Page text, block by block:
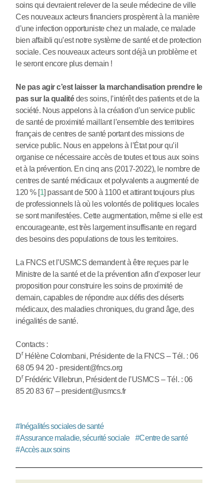
soins qui devraient relever de la seule médecine de ville
Ces nouveaux acteurs financiers prospèrent à la manière
d’une infection opportuniste chez un malade, ce malade
bien affaibli qu’est notre système de santé et de protection
sociale. Ces nouveaux acteurs sont déjà un problème et
le seront encore plus demain !
Ne pas agir c’est laisser la marchandisation prendre le
pas sur la qualitédes soins, l’intérêt des patients et de la
société. Nous appelons à la création d’un service public
de santé de proximité maillant l’ensemble des territoires
français de centres de santé portant des missions de
service public. Nous en appelons à l’État pour qu’il
organise ce nécessaire accès de toutes et tous aux soins
et à la prévention. En cinq ans (2017-2022), le nombre de
centres de santé médicaux et polyvalents a augmenté de
120 %[1] passant de 500 à 1100 et attirant toujours plus
de professionnels là où les volontés de politiques locales
se sont manifestées. Cette augmentation, même si elle est
encourageante, est très largement insuffisante en regard
des besoins des populations de tous les territoires.
La FNCS et l’USMCS demandent à être reçues par le
Ministre de la santé et de la prévention afin d’exposer leur
proposition pour construire les soins de proximité de
demain, capables de répondre aux défis des déserts
médicaux, des maladies chroniques, du grand âge, des
inégalités de santé.
Contacts :
Dr Hélène Colombani, Présidente de la FNCS – Tél. : 06
68 05 94 20 - president@fncs.org
Dr Frédéric Villebrun, Président de l’USMCS – Tél. : 06
85 20 83 67 – president@usmcs.fr
#Inégalités sociales de santé
#Assurance maladie, sécurité sociale #Centre de santé
#Accès aux soins